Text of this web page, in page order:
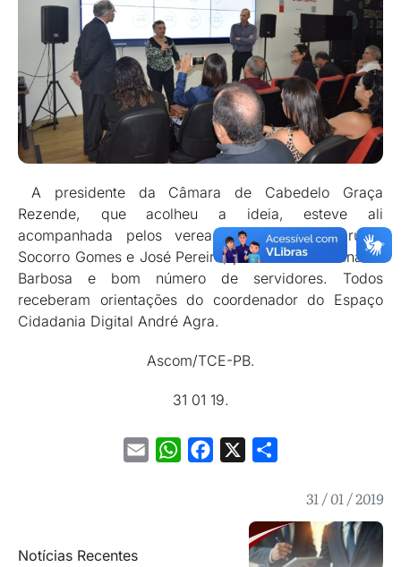
A presidente da Câmara de Cabedelo Graça
Rezende, que acolheu a ideia, esteve ali
acompanhada pelos vereadores Valdir Tartaruga,
Socorro Gomes e José Pereira, pelo contador Elinaldo
Barbosa e bom número de servidores. Todos
receberam orientações do coordenador do Espaço
Cidadania Digital André Agra.
Ascom/TCE-PB.
31 01 19.
Email WhatsAppFacebook
31 / 01 / 2019
Notícias Recentes